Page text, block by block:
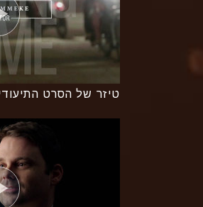
טיזר של הסרט